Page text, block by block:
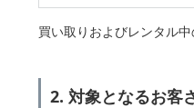
買い取りおよびレンタル
2. 対象となるお客